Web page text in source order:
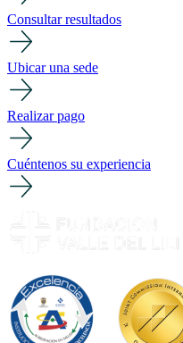
Consultar resultados
Ubicar una sede
Realizar pago
Cuéntenos su experiencia